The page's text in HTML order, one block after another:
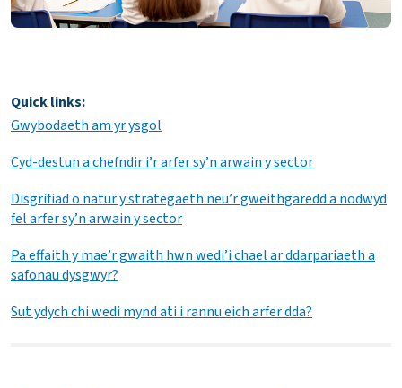
Quick links:
Gwybodaeth am yr ysgol
Cyd-destun a chefndir i’r arfer sy’n arwain y sector
Disgrifiad o natur y strategaeth neu’r gweithgaredd a nodwyd
fel arfer sy’n arwain y sector
Pa effaith y mae’r gwaith hwn wedi’i chael ar ddarpariaeth a
safonau dysgwyr?
Sut ydych chi wedi mynd ati i rannu eich arfer dda?